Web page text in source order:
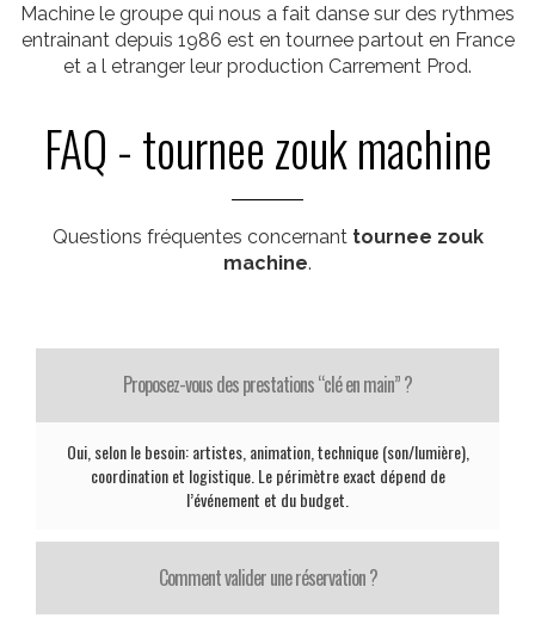
Machine le groupe qui nous a fait danse sur des rythmes
entrainant depuis 1986 est en tournee partout en France
et a l etranger leur production Carrement Prod.
FAQ - tournee zouk machine
Questions fréquentes concernant tournee zouk
machine.
Proposez-vous des prestations “clé en main” ?
Oui, selon le besoin: artistes, animation, technique (son/lumière),
coordination et logistique. Le périmètre exact dépend de
l’événement et du budget.
Comment valider une réservation ?